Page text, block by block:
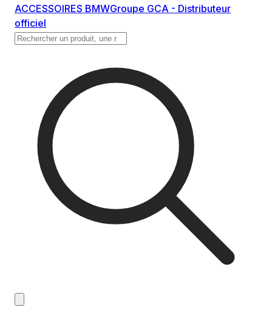
ACCESSOIRES BMWGroupe GCA - Distributeur
officiel